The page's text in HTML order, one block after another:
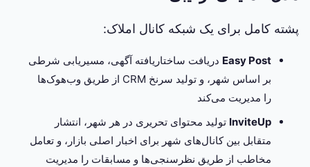
پشته کامل برای یک شبکه کانال املاک:
Easy Postدریافت ساختاریافته آگهی، مسیریابی شرطی
بر اساس شهر، و تولید سرنخ CRM از طریق وب‌هوک‌ها
را مدیریت می‌کند
InviteUpتولید محتوای تحریری در هر شهر، انتشار
متقابل بین کانال‌های شهر برای اخبار اصلی بازار، و تعامل
مخاطب از طریق نظرسنجی‌ها و مسابقات را مدیریت